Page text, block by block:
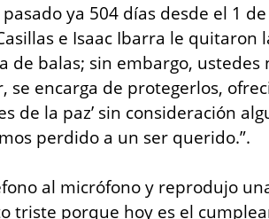
ya 504 días desde el 1
e Isaac Ibarra le
de balas; sin embargo, ustedes
se encarga de protegerlos,
de la paz’ sin consideración
perdido a un ser querido.”.
al micrófono y reprodujo
triste porque hoy es el